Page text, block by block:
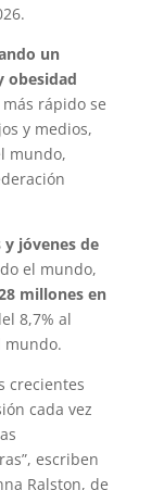
un
obesidad
rápido se
y medios,
mundo,
y jóvenes de
el mundo,
millones en
8,7% al
mundo.
crecientes
cada vez
escriben
Ralston, de